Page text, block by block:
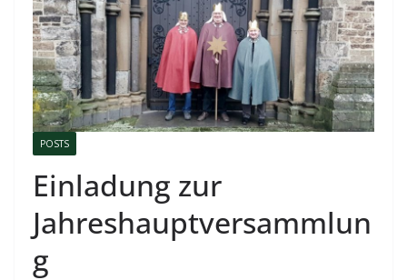
POSTS
Einladung zur
Jahreshauptversammlun
g